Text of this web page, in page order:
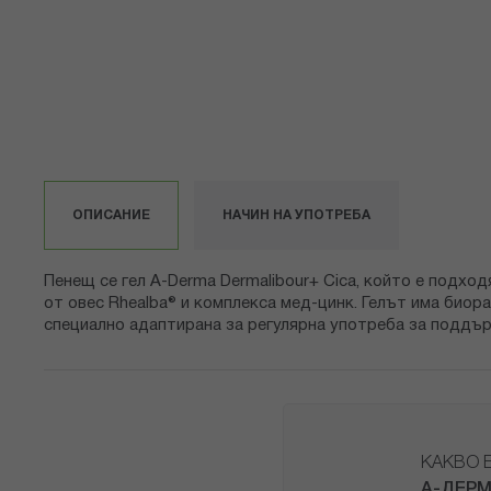
ОПИСАНИЕ
Пенещ се гел A-Derma Dermalibour+ Cica, който е
от овес Rhealba® и комплекса мед-цинк. Гелът има
специално адаптирана за регулярна употреба за
НАЧИН НА УПОТРЕБА
КАКВО